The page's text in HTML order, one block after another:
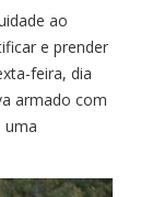
ao
e prender
feira, dia
armado com
uma